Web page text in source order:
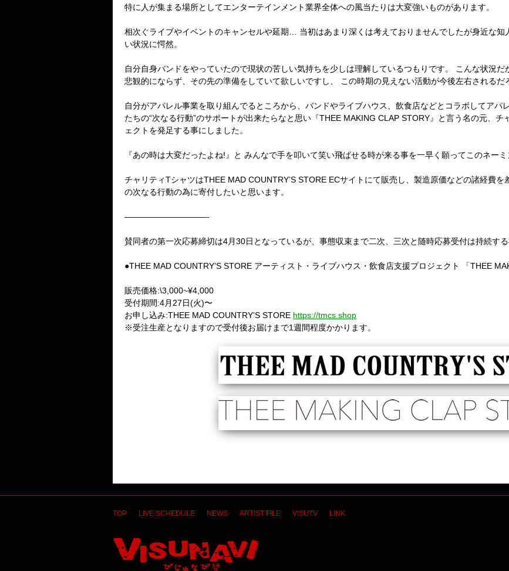
特に人が集まる場所としてエンターテインメント業界全体への風当たりは大変強いものがあります。
相次ぐライブやイベントのキャンセルや延期… 当初はあまり深くは考えておりませんでしたが身近な知
い状況に愕然。
自分自身バンドをやっていたので現状の苦しい気持ちを少しは理解しているつもりです。 こんな状況
悲観的にならず、その先の準備をしていて欲しいですし、 この時期の見えない活動が今後左右されるだ
自分がアパレル事業を取り組んでるところから、バンドやライブハウス、飲食店などとコラボしてアパ
たちの“次なる行動”のサポートが出来たらなと思い『THEE MAKING CLAP STORY』と言う名の元、
ェクトを発足する事にしました。
『あの時は大変だったよね!』と みんなで手を叩いて笑い飛ばせる時が来る事を一早く願ってこのネーミ
チャリティTシャツはTHEE MAD COUNTRY’S STORE ECサイトにて販売し、製造原価などの諸経費
の次なる行動の為に寄付したいと思います。
——————————-
賛同者の第一次応募締切は4月30日となっているが、事態収束まで二次、三次と随時応募受付は持続する
●THEE MAD COUNTRY’S STORE アーティスト・ライブハウス・飲食店支援プロジェクト 「THEE
販売価格:\3,000~¥4,000
受付期間:4月27日(火)〜
お申し込み:THEE MAD COUNTRY’S STORE https://tmcs.shop
※受注生産となりますので受付後お届けまで1週間程度かかります。
TOP LIVE SCHEDULE NEWS ARTIST FILE VISUTV LINK